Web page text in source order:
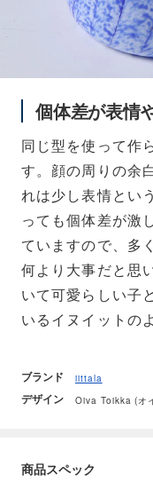
個体差が表情
同じ型を使って作
す。顔の周りの余
れは少し表情とい
っても個体差が激
ていますので、多
何より大事だと思
いて可愛らしい子
いるイヌイットの
ブランド iittala
デザイン Oiva Toikka (オ
商品スペック